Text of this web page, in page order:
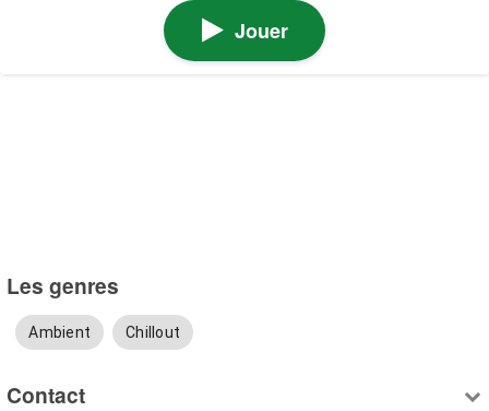
Jouer
Les genres
Ambient Chillout
Contact